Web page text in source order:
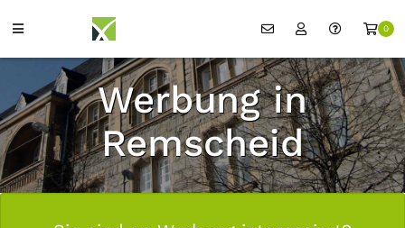
0
Werbung in
Remscheid